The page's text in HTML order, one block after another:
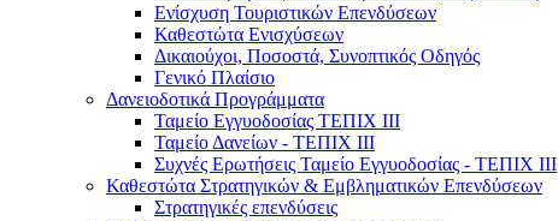
Ενίσχυση Τουριστικών Επενδύσεων
Καθεστώτα Ενισχύσεων
Δικαιούχοι, Ποσοστά, Συνοπτικός Οδηγός
Γενικό Πλαίσιο
Δανειοδοτικά Προγράμματα
Ταμείο Εγγυοδοσίας ΤΕΠΙΧ ΙΙΙ
Ταμείο Δανείων - ΤΕΠΙΧ ΙΙΙ
Συχνές Ερωτήσεις Ταμείο Εγγυοδοσίας - ΤΕΠΙΧ ΙΙΙ
Καθεστώτα Στρατηγικών & Εμβληματικών Επενδύσεων
Στρατηγικές επενδύσεις